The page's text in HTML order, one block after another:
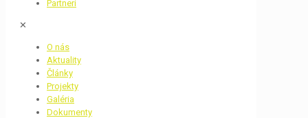
Partneri
✕
O nás
Aktuality
Články
Projekty
Galéria
Dokumenty